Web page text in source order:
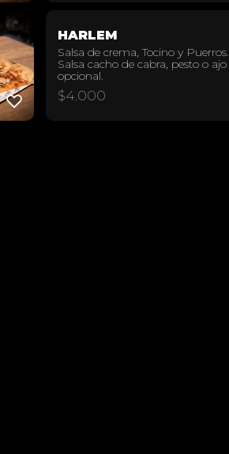
HARLEM
Salsa de crema, Tocino y Puerros.
Salsa cacho de cabra, pesto o ajo
opcional.
$4.000